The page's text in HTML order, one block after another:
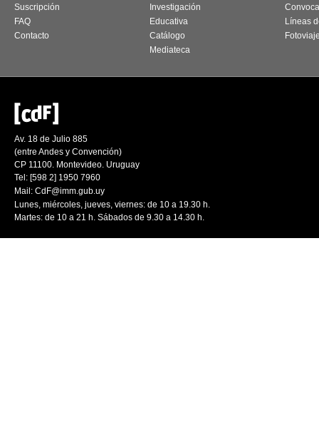
Suscripción
FAQ
Contacto
Investigación
Educativa
Catálogo
Mediateca
Líneas
Av. 18 de Julio 885
(entre Andes y Convención)
CP 11100. Montevideo. Uruguay
Tel: [598 2] 1950 7960
Mail: CdF@imm.gub.uy
Lunes, miércoles, jueves, viernes: de 10 a 19.30 h.
Martes: de 10 a 21 h. Sábados de 9.30 a 14.30 h.